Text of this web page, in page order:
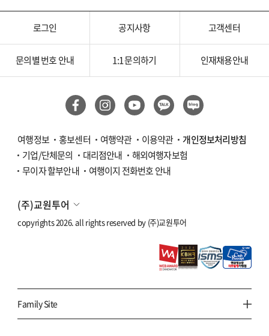
로그인 공지사항 고객센터
문의별 번호 안내 1:1 문의하기 인재채용안내
여행정보 홍보센터 여행약관 이용약관
개인정보처리방침
기업/단체문의
대리점안내
해외여행자보험
무이자 할부안내
여행이지 전화번호 안내
(주)교원투어
copyrights 2026. all rights reserved by (주)교원투어
Family Site